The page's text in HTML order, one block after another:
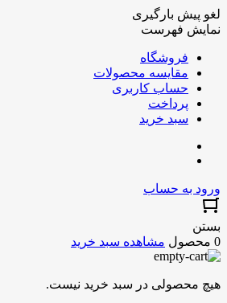
لغو پیش بارگیری
نمایش فهرست
فروشگاه
مقایسه محصولات
حساب کاربری
پرداخت
سبد خرید
ورود به حساب
بستن
0 محصول
مشاهده سبد خرید
هیچ محصولی در سبد خرید نیست.